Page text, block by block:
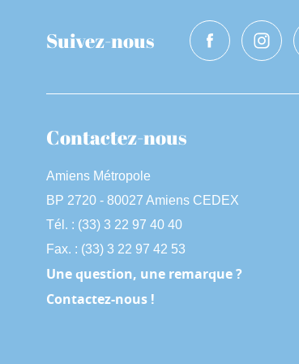
Suivez-nous
Contactez-nous
Amiens Métropole
BP 2720 - 80027 Amiens CEDEX
Tél. : (33) 3 22 97 40 40
Fax. : (33) 3 22 97 42 53
Une question, une remarque ?
Contactez-nous !